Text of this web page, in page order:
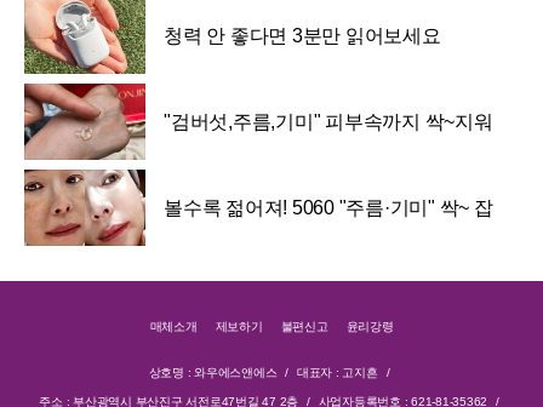
청력 안 좋다면 3분만 읽어보세요
"검버섯,주름,기미" 피부속까지 싹~지워
볼수록 젊어져! 5060 "주름·기미" 싹~ 잡
매체소개 제보하기 불편신고 윤리강령
상호명 : 와우에스앤에스 대표자 : 고지흔
주소 : 부산광역시 부산진구 서전로47번길 47 2층 사업자등록번호 : 621-81-35362